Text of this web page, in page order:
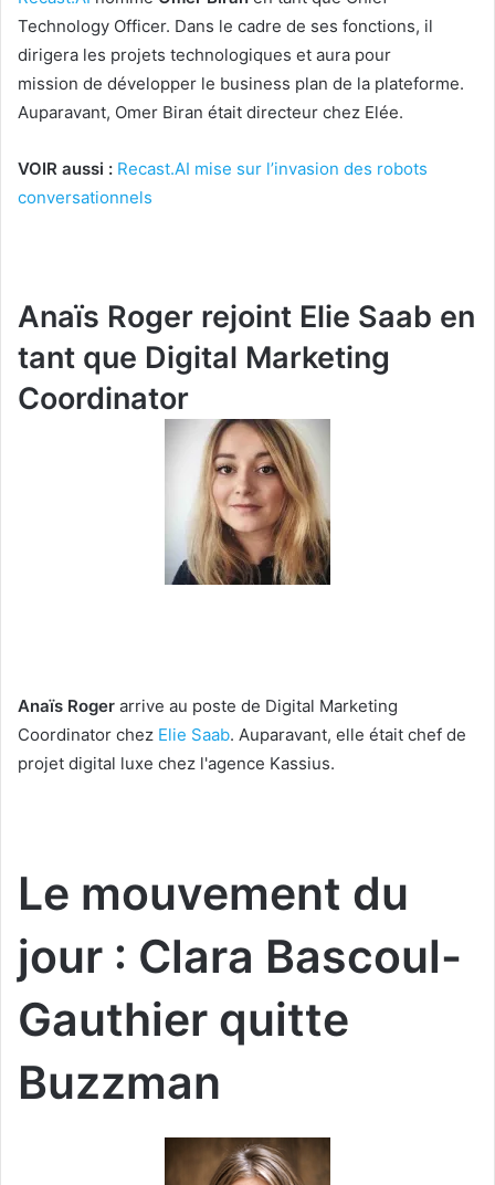
Technology Officer. Dans le cadre de ses fonctions, il
dirigera les projets technologiques et aura pour
mission de développer le business plan de la plateforme.
Auparavant, Omer Biran était directeur chez Elée.
VOIR aussi : Recast.AI mise sur l’invasion des robots
conversationnels
Anaïs Roger rejoint Elie Saab en
tant que Digital Marketing
Coordinator
Anaïs Roger arrive au poste de Digital Marketing
Coordinator chez Elie Saab. Auparavant, elle était chef de
projet digital luxe chez l'agence Kassius.
Le mouvement du
jour : Clara Bascoul-
Gauthier quitte
Buzzman